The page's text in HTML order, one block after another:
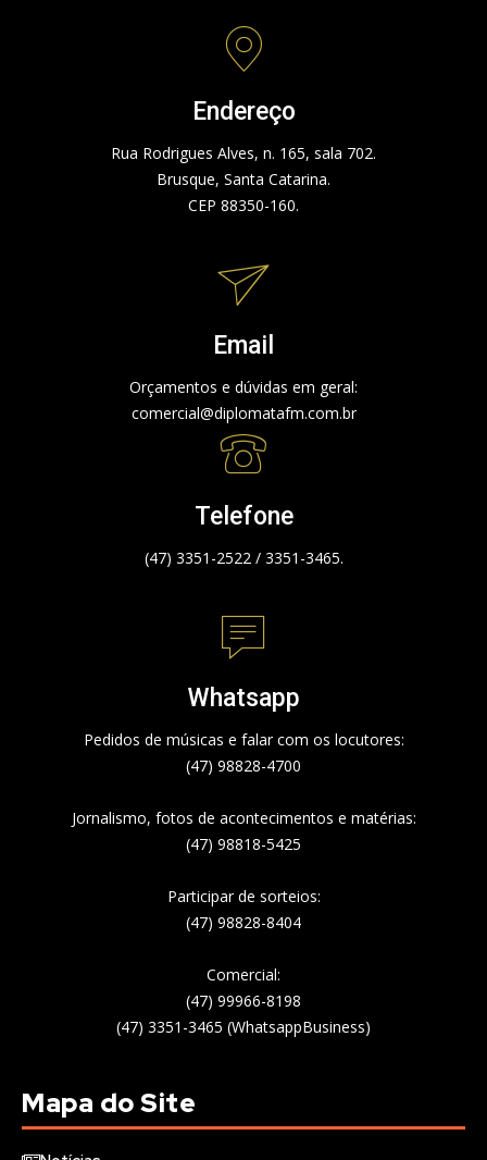
Endereço
Rua Rodrigues Alves, n. 165, sala 702.
Brusque, Santa Catarina.
CEP 88350-160.
Email
Orçamentos e dúvidas em geral:
comercial@diplomatafm.com.br
Telefone
(47) 3351-2522 / 3351-3465.
Whatsapp
Pedidos de músicas e falar com os locutores:
(47) 98828-4700
Jornalismo, fotos de acontecimentos e matérias:
(47) 98818-5425
Participar de sorteios:
(47) 98828-8404
Comercial:
(47) 99966-8198
(47) 3351-3465 (WhatsappBusiness)
Mapa do Site